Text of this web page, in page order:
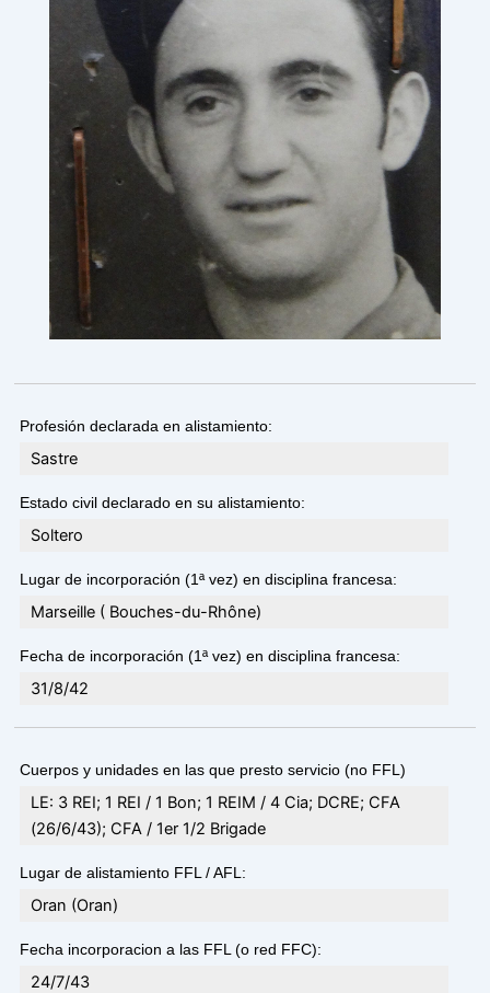
Profesión declarada en alistamiento:
Sastre
Estado civil declarado en su alistamiento:
Soltero
Lugar de incorporación (1ª vez) en disciplina francesa:
Marseille ( Bouches-du-Rhône)
Fecha de incorporación (1ª vez) en disciplina francesa:
31/8/42
Cuerpos y unidades en las que presto servicio (no FFL)
LE: 3 REI; 1 REI / 1 Bon; 1 REIM / 4 Cia; DCRE; CFA
(26/6/43); CFA / 1er 1/2 Brigade
Lugar de alistamiento FFL / AFL:
Oran (Oran)
Fecha incorporacion a las FFL (o red FFC):
24/7/43